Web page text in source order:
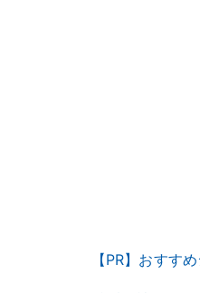
【PR】おすす